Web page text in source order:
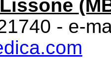
Lissone
- e-